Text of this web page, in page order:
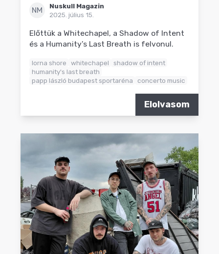
NM
Nuskull Magazin
2025. július 15.
Előttük a Whitechapel, a Shadow of Intent
és a Humanity's Last Breath is felvonul.
lorna shore whitechapel
shadow of intent
humanity's last breath
papp lászló budapest sportaréna
concerto music
Elolvasom